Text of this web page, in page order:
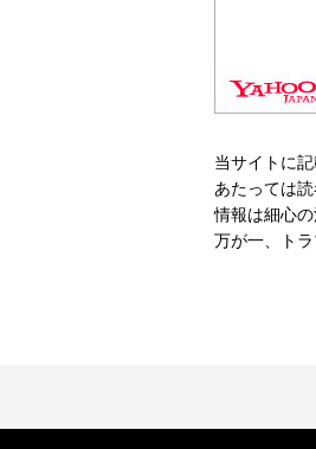
当サイトに
あたっては
情報は細心
万が一、ト